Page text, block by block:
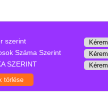
szerint
Száma Szerint
SZERINT